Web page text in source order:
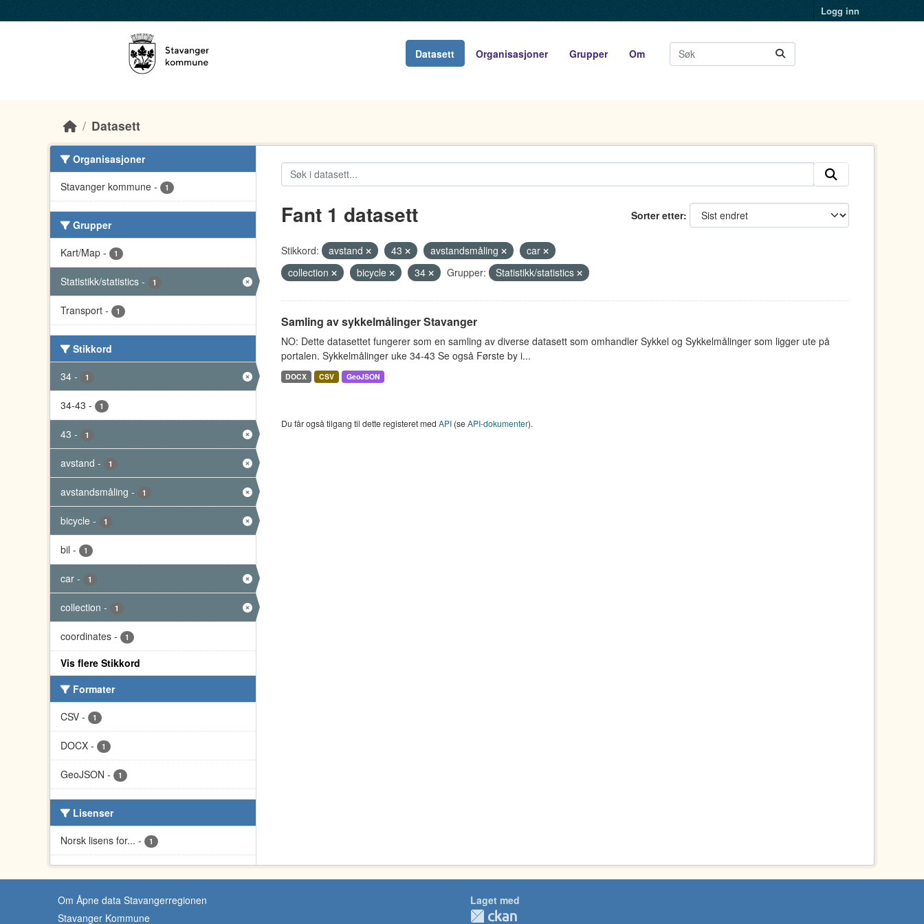
Logg inn
Datasett Organisasjoner Grupper Om
Datasett
Organisasjoner
Stavanger kommune - 1
Grupper
Kart/Map - 1
Statistikk/statistics - 1
Transport - 1
Stikkord
34 - 1
34-43 - 1
43 - 1
avstand - 1
avstandsmåling - 1
bicycle - 1
bil - 1
car - 1
collection - 1
coordinates - 1
Vis flere Stikkord
Formater
CSV - 1
DOCX - 1
GeoJSON - 1
Lisenser
Norsk lisens for... - 1
Sorter etter
Fant 1 datasett
Stikkord: avstand 43 avstandsmåling
car
collection
bicycle 34 Grupper: Statistikk/statistics
Samling av sykkelmålinger Stavanger
NO: Dette datasettet fungerer som en samling av diverse datasett som omhandler Sykkel og Sykkelmålinger som ligger ute på
portalen. Sykkelmålinger uke 34-43 Se også Første by i...
DOCX CSV GeoJSON
Du får også tilgang til dette registeret med API(seAPI-dokumenter).
Om Åpne data Stavangerregionen
Stavanger Kommune
Laget med